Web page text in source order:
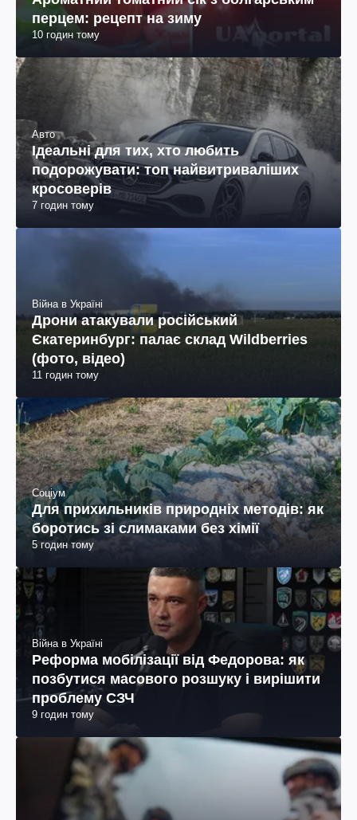
перцем: рецепт на зиму
10 годин тому
Авто
Ідеальні для тих, хто любить
подорожувати: топ найвитриваліших
кросоверів
7 годин тому
Війна в Україні
Дрони атакували російський
Єкатеринбург: палає склад Wildberries
(фото, відео)
11 годин тому
Соціум
Для прихильників природніх методів: як
боротись зі слимаками без хімії
5 годин тому
Війна в Україні
Реформа мобілізації від Федорова: як
позбутися масового розшуку і вирішити
проблему СЗЧ
9 годин тому